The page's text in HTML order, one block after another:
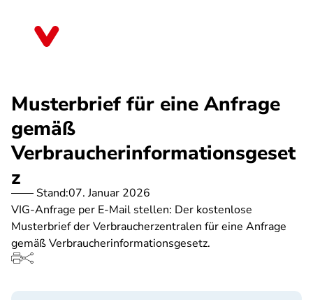
Musterbrief für eine Anfrage
gemäß
Verbraucherinformationsgeset
z
Stand:07. Januar 2026
VIG-Anfrage per E-Mail stellen: Der kostenlose
Musterbrief der Verbraucherzentralen für eine Anfrage
gemäß Verbraucherinformationsgesetz.